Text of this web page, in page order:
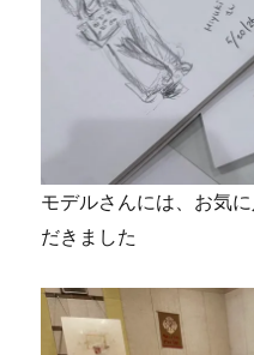
モデルさんには、お気
だきました